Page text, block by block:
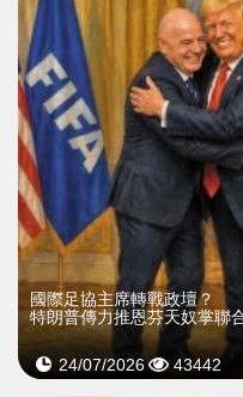
國際足協主席轉戰政壇？
特朗普傳力推恩芬天奴掌聯
24/07/2026 43442